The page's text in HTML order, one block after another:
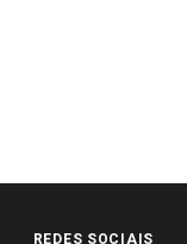
REDES SOCIAIS